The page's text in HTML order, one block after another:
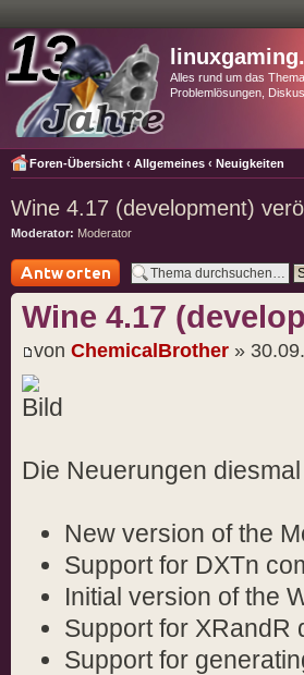
Alles rund um das
Problemlösungen,
Foren-Übersicht ‹ Allgemeines ‹ Neuigkeiten
Wine 4.17 (development)
Moderator: Moderator
Antwort schreiben
Wine 4.17
von ChemicalBrother »
Die Neuerungen
New version of the
Support for DXTn
Initial version of the
Support for XRandR
Support for